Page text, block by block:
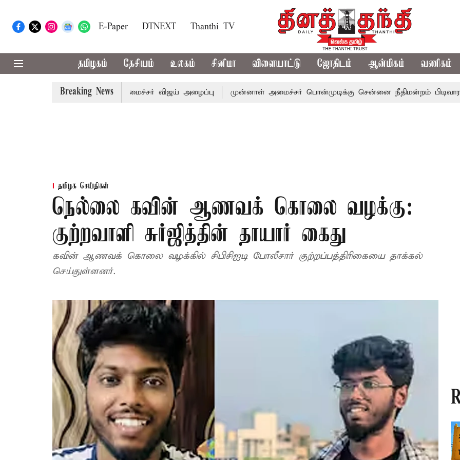
E-Paper DTNEXT Thanthi TV
தமிழகம் தேசியம் உலகம் சினிமா விளையாட்டு ஜோதிடம் ஆன்மிகம் வணிகம்
Breaking News
கூட்டத்துக்கு முதல்-அமைச்சர் விஜய் அழைப்பு முன்னாள் அமைச்சர் பொன்முடிக்கு சென்னை நீதிமன்றம் பிடிவாராண்ட்
தமிழக செய்திகள்
நெல்லை கவின் ஆணவக் கொலை வழக்கு:
குற்றவாளி சுர்ஜித்தின் தாயார் கைது
கவின் ஆணவக் கொலை வழக்கில் சிபிசிஐடி போலீசார் குற்றப்பத்திரிகையை தாக்கல்
செய்துள்ளனர்.